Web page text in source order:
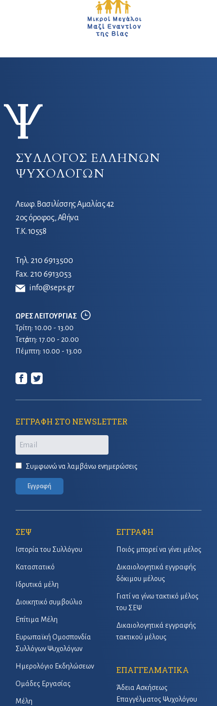
ΣΥΛΛΟΓΟΣ ΕΛΛΗΝΩΝ
ΨΥΧΟΛΟΓΩΝ
Λεωφ. Βασιλίσσης Αμαλίας 42
2ος όροφος, Αθήνα
Τ.Κ. 10558
Τηλ. 210 6913500
Fax. 210 6913053
info@seps.gr
ΩΡΕΣ ΛΕΙΤΟΥΡΓΙΑΣ
Τρίτη: 10.00 - 13.00
Τετἀρτη: 17.00 - 20.00
Πέμπτη: 10.00 - 13.00
ΕΓΓΡΑΦΗ ΣΤΟ NEWSLETTER
Email
Συμφωνώ να λαμβάνω ενημερώσεις
Εγγραφή
ΣΕΨ
Ιστορία του Συλλόγου
Καταστατικό
Ιδρυτικά μέλη
Διοικητικό συμβούλιο
Επίτιμα Μέλη
Ευρωπαϊκή Ομοσπονδία
Συλλόγων Ψυχολόγων
Ημερολόγιο Εκδηλώσεων
Ομάδες Εργασίας
Μέλη
ΕΓΓΡΑΦΗ
Ποιός μπορεί να γίνει μέλος
Δικαιολογητικά εγγραφής
δόκιμου μέλους
Γιατί να γίνω τακτικό μέλος
του ΣΕΨ
Δικαιολογητικά εγγραφής
τακτικού μέλους
ΕΠΑΓΓΕΛΜΑΤΙΚΑ
Άδεια Ασκήσεως
Επαγγέλματος Ψυχολόγου